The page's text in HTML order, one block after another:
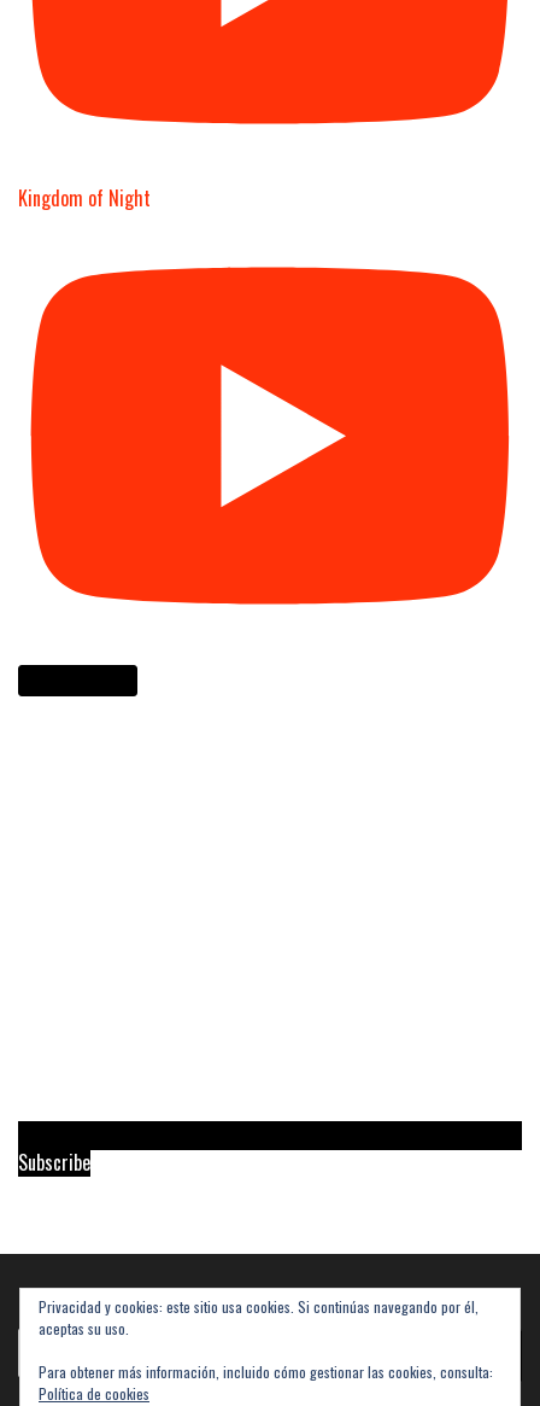
Kingdom of Night
Subscribe
Buscar
Privacidad y cookies: este sitio usa cookies. Si continúas navegando por él,
aceptas su uso.
Para obtener más información, incluido cómo gestionar las cookies, consulta:
Política de cookies